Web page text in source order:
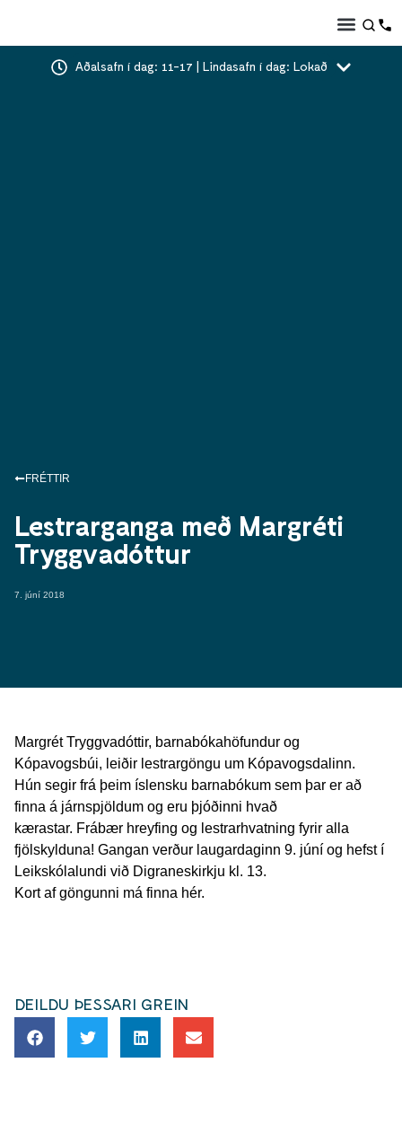
Aðalsafn í dag: 11-17 | Lindasafn í dag: Lokað
FRÉTTIR
Lestrarganga með Margréti
Tryggvadóttur
7. júní 2018
Margrét Tryggvadóttir, barnabókahöfundur og
Kópavogsbúi, leiðir lestrargöngu um Kópavogsdalinn.
Hún segir frá þeim íslensku barnabókum sem þar er að
finna á járnspjöldum og eru þjóðinni hvað
kærastar. Frábær hreyfing og lestrarhvatning fyrir alla
fjölskylduna! Gangan verður laugardaginn 9. júní og hefst í
Leikskólalundi við Digraneskirkju kl. 13.
Kort af göngunni má finna hér.
DEILDU ÞESSARI GREIN